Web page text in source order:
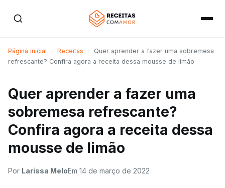
Página inicial Receitas
Quer aprender a fazer uma sobremesa
refrescante? Confira agora a receita dessa mousse de limão
Quer aprender a fazer uma
sobremesa refrescante?
Confira agora a receita dessa
mousse de limão
Por Larissa MeloEm 14 de março de 2022